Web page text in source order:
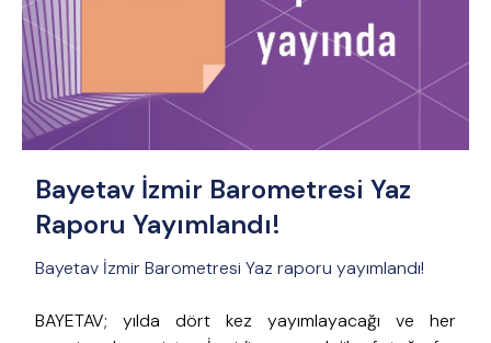
Bayetav İzmir Barometresi Yaz
Raporu Yayımlandı!
Bayetav İzmir Barometresi Yaz raporu yayımlandı!
BAYETAV; yılda dört kez yayımlayacağı ve her